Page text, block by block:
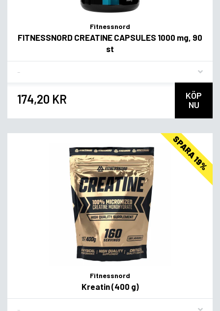
Fitnessnord
FITNESSNORD CREATINE CAPSULES 1000 mg, 90
st
174,20 KR
KÖP
NU
SPARA 19%
Fitnessnord
Kreatin (400 g)